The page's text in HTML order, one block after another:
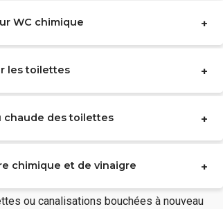
WC chimique
les toilettes
chaude des toilettes
chimique et de vinaigre
ou canalisations bouchées à nouveau